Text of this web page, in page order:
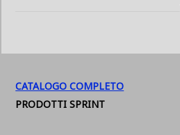
CATALOGO COMPLETO
PRODOTTI SPRINT